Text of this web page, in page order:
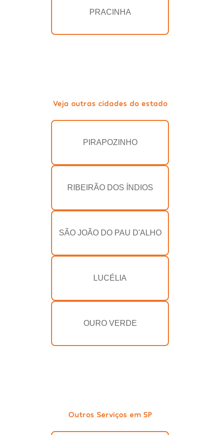
PRACINHA
Veja outras cidades do estado
PIRAPOZINHO
RIBEIRÃO DOS ÍNDIOS
SÃO JOÃO DO PAU D'ALHO
LUCÉLIA
OURO VERDE
Outros Serviços em SP